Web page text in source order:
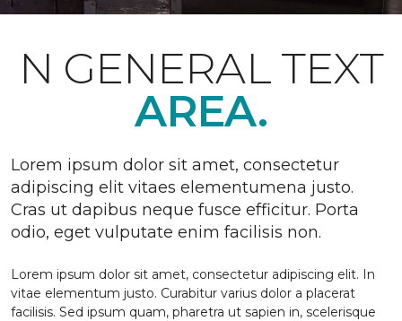
N GENERAL TEXT
AREA.
Lorem ipsum dolor sit amet, consectetur
adipiscing elit vitaes elementumena justo.
Cras ut dapibus neque fusce efficitur. Porta
odio, eget vulputate enim facilisis non.
Lorem ipsum dolor sit amet, consectetur adipiscing elit. In
vitae elementum justo. Curabitur varius dolor a placerat
facilisis. Sed ipsum quam, pharetra ut sapien in, scelerisque